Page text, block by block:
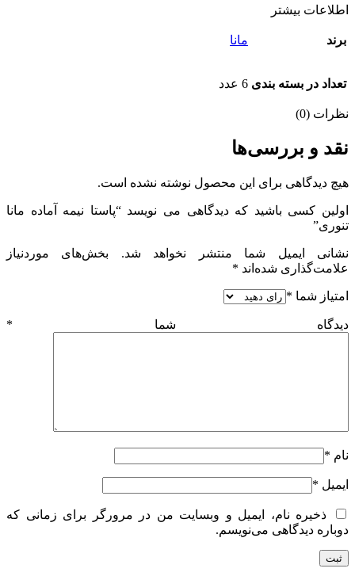
اطلاعات بیشتر
برند مانا
تعداد در بسته بندی 6 عدد
نظرات (0)
نقد و بررسی‌ها
هیچ دیدگاهی برای این محصول نوشته نشده است.
اولین کسی باشید که دیدگاهی می نویسد “پاستا نیمه آماده مانا
تنوری”
نشانی ایمیل شما منتشر نخواهد شد.
بخش‌های موردنیاز
علامت‌گذاری شده‌اند *
امتیاز شما *
دیدگاه شما *
نام *
ایمیل *
ذخیره نام، ایمیل و وبسایت من در مرورگر برای زمانی که
دوباره دیدگاهی می‌نویسم.